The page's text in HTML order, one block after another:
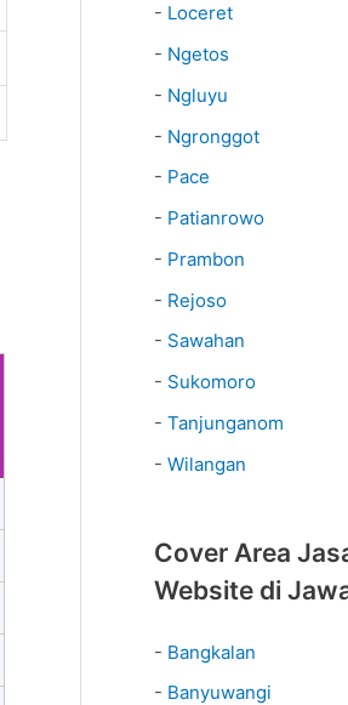
- Loceret
- Ngetos
- Ngluyu
- Ngronggot
- Pace
- Patianrowo
- Prambon
- Rejoso
- Sawahan
- Sukomoro
- Tanjunganom
- Wilangan
Cover Area
Website di
- Bangkalan
- Banyuwangi